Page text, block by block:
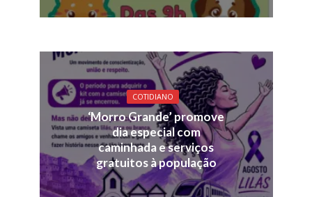
COTIDIANO
‘Morro Grande’ promove
dia especial com
caminhada e serviços
gratuitos à população